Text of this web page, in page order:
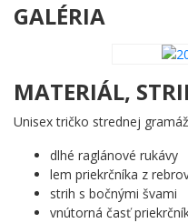
Prečo je
tvar srdca. Celý motív je
dramatickými tmavými
vášne. Biely lem zvýrazňuje
výraznú, neprehliadnuteľnú
zároveň nápadité – rok a cit
Komu urobí
GALÉRIA
MATERIÁL,
Unisex tričko strednej
dlhé raglánové rukávy
lem priekrčníka z
strih s bočnými švami
vnútorná časť